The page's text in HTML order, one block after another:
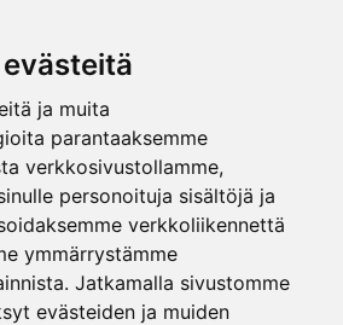
ja muita
parantaaksemme
verkkosivustollamme,
personoituja sisältöjä ja
verkkoliikennettä
ymmärrystämme
Jatkamalla sivustomme
evästeiden ja muiden